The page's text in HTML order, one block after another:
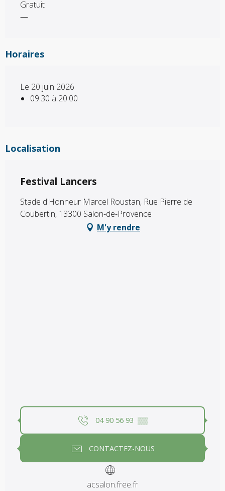
Gratuit
—
Horaires
Le 20 juin 2026
09:30 à 20:00
Localisation
Festival Lancers
Stade d'Honneur Marcel Roustan, Rue Pierre de
Coubertin, 13300 Salon-de-Provence
M'y rendre
04 90 56 93 ▒▒
CONTACTEZ-NOUS
acsalon.free.fr